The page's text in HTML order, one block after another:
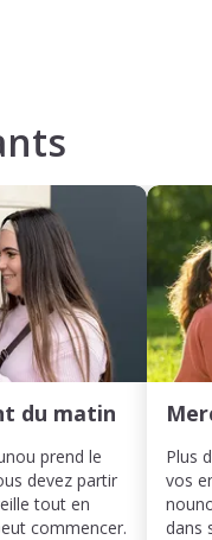
du matin
prend le
devez partir
tout en
commencer.
Plus
vos
dans